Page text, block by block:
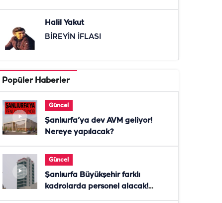
Halil Yakut
BİREYİN İFLASI
Popüler Haberler
Güncel
Şanlıurfa’ya dev AVM geliyor!
Nereye yapılacak?
Güncel
Şanlıurfa Büyükşehir farklı
kadrolarda personel alacak!